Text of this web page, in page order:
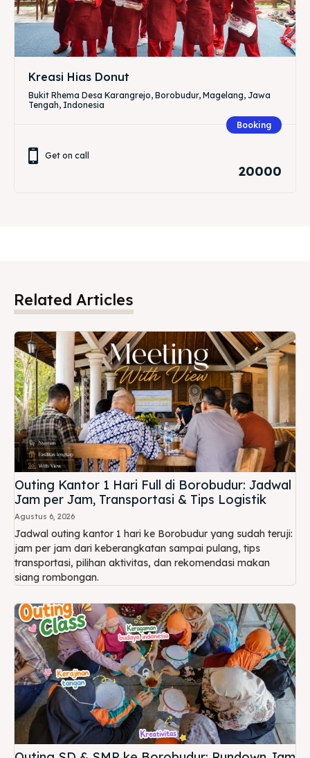
Kreasi Hias Donut
Bukit Rhema Desa Karangrejo, Borobudur, Magelang, Jawa
Tengah, Indonesia
Booking
Get on call
20000
Related Articles
Outing Kantor 1 Hari Full di Borobudur: Jadwal
Jam per Jam, Transportasi & Tips Logistik
Agustus 6, 2026
Jadwal outing kantor 1 hari ke Borobudur yang sudah teruji:
jam per jam dari keberangkatan sampai pulang, tips
transportasi, pilihan aktivitas, dan rekomendasi makan
siang rombongan.